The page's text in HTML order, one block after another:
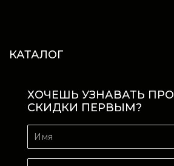
КАТАЛОГ
ХОЧЕШЬ УЗНАВАТЬ
СКИДКИ ПЕРВЫМ?